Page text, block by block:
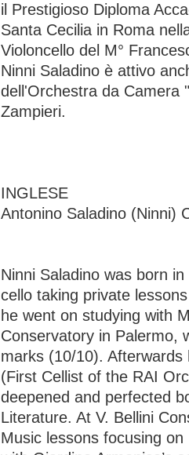
il Prestigioso Diploma
Santa Cecilia in Roma
Violoncello del M°
Ninni Saladino è attivo
dell'Orchestra da Camera
Zampieri.
INGLESE
Antonino Saladino (Ninni)
Ninni Saladino was born
cello taking private
he went on studying with
Conservatory in Palermo,
marks (10/10). Afterwards
(First Cellist of the RAI
deepened and perfected
Literature. At V. Bellini
Music lessons focusing